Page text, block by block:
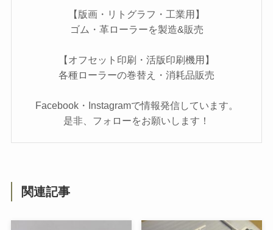
【版画・リトグラフ・工業用】
ゴム・革ローラーを製造&販売
【オフセット印刷・活版印刷機用】
各種ローラーの巻替え・消耗品販売
Facebook・Instagramで情報発信しています。
是非、フォローをお願いします！
関連記事